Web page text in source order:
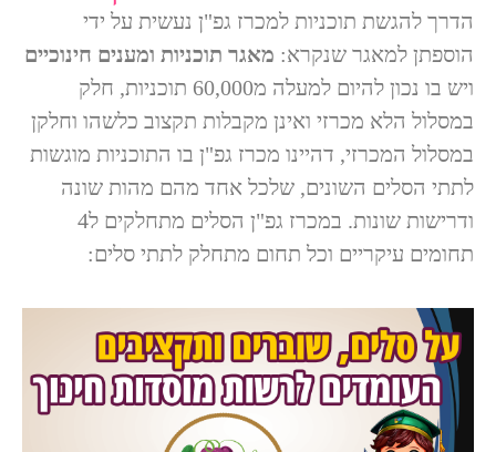
הדרך להגשת תוכניות למכרז גפ"ן נעשית על ידי
הוספתן למאגר שנקרא: מאגר תוכניות ומענים חינוכיים
ויש בו נכון להיום למעלה מ60,000 תוכניות, חלק
במסלול הלא מכרזי ואינן מקבלות תקצוב כלשהו וחלקן
במסלול המכרזי, דהיינו מכרז גפ"ן בו התוכניות מוגשות
לתתי הסלים השונים, שלכל אחד מהם מהות שונה
ודרישות שונות. במכרז גפ"ן הסלים מתחלקים ל4
תחומים עיקריים וכל תחום מתחלק לתתי סלים: